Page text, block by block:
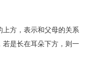
方，表示和父母的关系
是长在耳朵下方，则一